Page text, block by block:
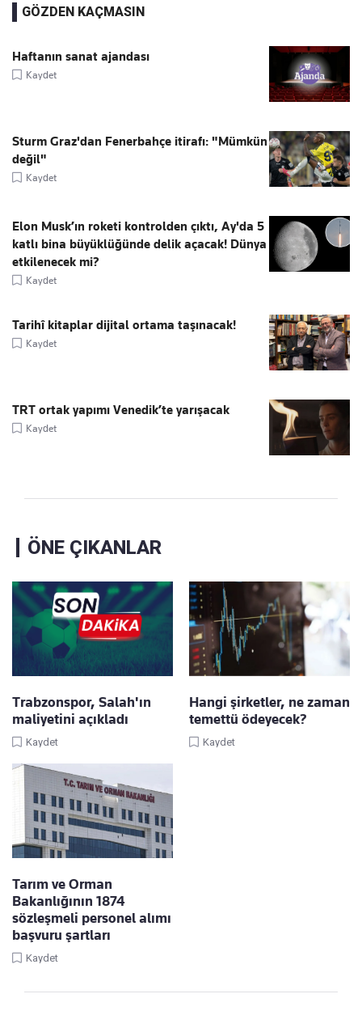
GÖZDEN KAÇMASIN
Haftanın sanat ajandası
Kaydet
Sturm Graz'dan Fenerbahçe itirafı: "Mümkün
değil"
Kaydet
Elon Musk’ın roketi kontrolden çıktı, Ay'da 5
katlı bina büyüklüğünde delik açacak! Dünya
etkilenecek mi?
Kaydet
Tarihî kitaplar dijital ortama taşınacak!
Kaydet
TRT ortak yapımı Venedik’te yarışacak
Kaydet
ÖNE ÇIKANLAR
Trabzonspor, Salah'ın
maliyetini açıkladı
Kaydet
Hangi şirketler, ne zaman
temettü ödeyecek?
Kaydet
Tarım ve Orman
Bakanlığının 1874
sözleşmeli personel alımı
başvuru şartları
Kaydet